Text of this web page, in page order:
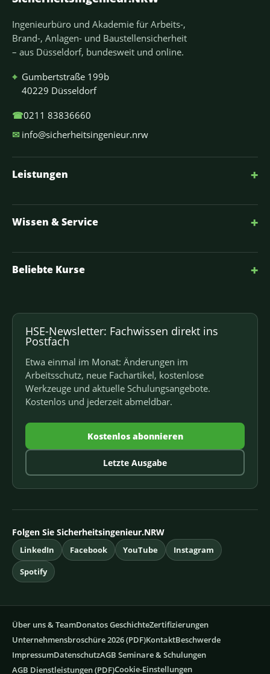
Ingenieurbüro und Akademie für Arbeits-,
Brand-, Anlagen- und Baustellensicherheit
– aus Düsseldorf, bundesweit und online.
⌖ Gumbertstraße 199b
40229 Düsseldorf
☎0211 83836660
✉ info@sicherheitsingenieur.nrw
Leistungen +
Wissen & Service +
Beliebte Kurse +
HSE-Newsletter: Fachwissen direkt ins
Postfach
Etwa einmal im Monat: Änderungen im
Arbeitsschutz, neue Fachartikel, kostenlose
Werkzeuge und aktuelle Schulungsangebote.
Kostenlos und jederzeit abmeldbar.
Kostenlos abonnieren
Letzte Ausgabe
Folgen Sie Sicherheitsingenieur.NRW
LinkedIn Facebook YouTube
Instagram
Spotify
Über uns & TeamDonatos GeschichteZertifizierungen
Unternehmensbroschüre 2026 (PDF)KontaktBeschwerde
ImpressumDatenschutzAGB Seminare & Schulungen
AGB Dienstleistungen (PDF)Cookie-Einstellungen